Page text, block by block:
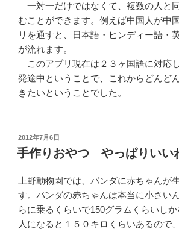
一対一だけではなくて、複数の人と
むことができます。例えば中国人が中
リを通すと、日本語・ヒンディー語・
が流れます。
このアプリ現在は２３ヶ国語に対応
発途中ということで、これからどんど
きたいということでした。
投
稿
日:
2012年7月6日
手作りおやつ やっぱりいい
上野動物園では、パンダに赤ちゃんが
す。パンダの赤ちゃんは本当に小さい
らに乗るくらいで150グラムくらいし
人になると１５０キロくらいあるので